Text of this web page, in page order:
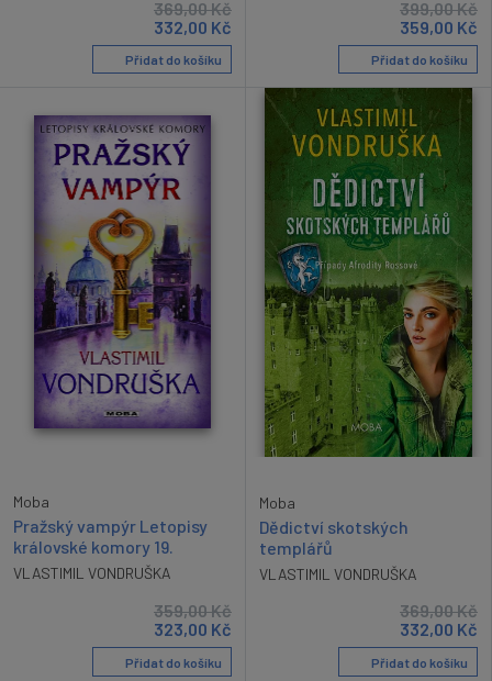
369,00Kč
332,00 Kč
Přidat do košíku
399,00Kč
359,00 Kč
Přidat do košíku
Moba
Pražský vampýr Letopisy
královské komory 19.
VLASTIMIL VONDRUŠKA
359,00Kč
323,00 Kč
Přidat do košíku
Moba
Dědictví skotských
templářů
VLASTIMIL VONDRUŠKA
369,00Kč
332,00 Kč
Přidat do košíku